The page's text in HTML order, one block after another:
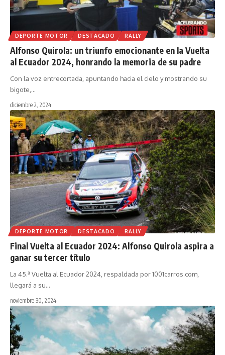
DEPORTE MOTOR DESTACADO RALLY
Alfonso Quirola: un triunfo emocionante en la Vuelta
al Ecuador 2024, honrando la memoria de su padre
Con la voz entrecortada, apuntando hacia el cielo y mostrando su
bigote, …
diciembre 2, 2024
DEPORTE MOTOR DESTACADO RALLY
Final Vuelta al Ecuador 2024: Alfonso Quirola aspira a
ganar su tercer título
La 45.ª Vuelta al Ecuador 2024, respaldada por 1001carros.com,
llegará a su…
noviembre 30, 2024